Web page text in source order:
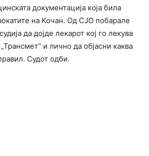
документација која била
на Кочан. Од СЈО побарале
да дојде лекарот кој го лекува
и лично да објасни каква
Судот одби.